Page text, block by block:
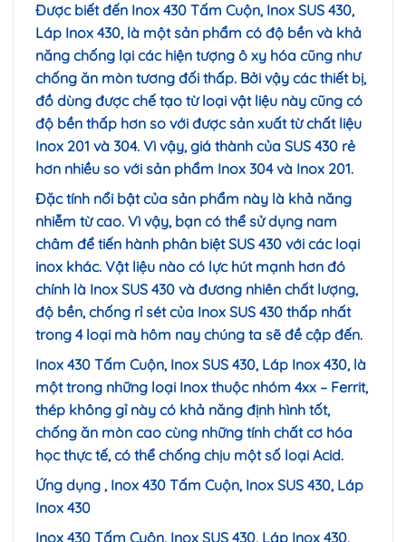
Được biết đến Inox 430 Tấm Cuộn, Inox SUS 430,
Láp Inox 430, là một sản phẩm có độ bền và khả
năng chống lại các hiện tượng ô xy hóa cũng như
chống ăn mòn tương đối thấp. Bởi vậy các thiết bị,
đồ dùng được chế tạo từ loại vật liệu này cũng có
độ bền thấp hơn so với được sản xuất từ chất liệu
Inox 201 và 304. Vì vậy, giá thành của SUS 430 rẻ
hơn nhiều so với sản phẩm Inox 304 và Inox 201.
Đặc tính nổi bật của sản phẩm này là khả năng
nhiễm từ cao. Vì vậy, bạn có thể sử dụng nam
châm để tiến hành phân biệt SUS 430 với các loại
inox khác. Vật liệu nào có lực hút mạnh hơn đó
chính là Inox SUS 430 và đương nhiên chất lượng,
độ bền, chống rỉ sét của Inox SUS 430 thấp nhất
trong 4 loại mà hôm nay chúng ta sẽ đề cập đến.
Inox 430 Tấm Cuộn, Inox SUS 430, Láp Inox 430, là
một trong những loại Inox thuộc nhóm 4xx – Ferrit,
thép không gỉ này có khả năng định hình tốt,
chống ăn mòn cao cùng những tính chất cơ hóa
học thực tế, có thể chống chịu một số loại Acid.
Ứng dụng , Inox 430 Tấm Cuộn, Inox SUS 430,Láp
Inox 430
Inox 430 Tấm Cuộn, Inox SUS 430, Láp Inox 430,